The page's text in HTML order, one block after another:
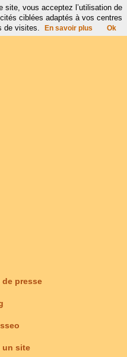
de presse
un site
site, vous acceptez l’utilisation de
ciblées adaptés à vos centres
de visites.
En savoir plus Ok